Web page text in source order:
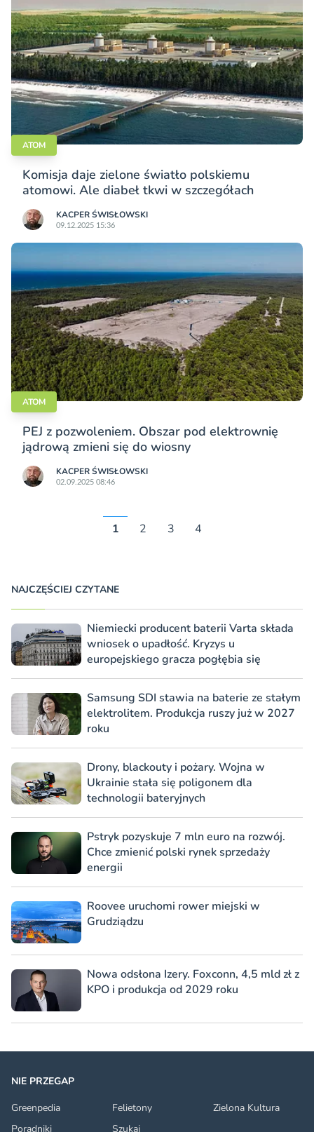
ATOM
Komisja daje zielone światło polskiemu
atomowi. Ale diabeł tkwi w szczegółach
KACPER ŚWISŁO­WSKI
09.12.2025 15:36
ATOM
PEJ z pozwoleniem. Obszar pod elektrownię
jądrową zmieni się do wiosny
KACPER ŚWISŁO­WSKI
02.09.2025 08:46
1 2 3 4
NAJCZĘŚCIEJ CZYTANE
Niemiecki producent baterii Varta składa
wniosek o upadłość. Kryzys u
europejskiego gracza pogłębia się
Samsung SDI stawia na baterie ze stałym
elektrolitem. Produkcja ruszy już w 2027
roku
Drony, blackouty i pożary. Wojna w
Ukrainie stała się poligonem dla
technologii bateryjnych
Pstryk pozyskuje 7 mln euro na rozwój.
Chce zmienić polski rynek sprzedaży
energii
Roovee uruchomi rower miejski w
Grudziądzu
Nowa odsłona Izery. Foxconn, 4,5 mld zł z
KPO i produkcja od 2029 roku
NIE PRZEGAP
Greenpedia
Felietony
Zielona Kultura
Poradniki
Szukaj